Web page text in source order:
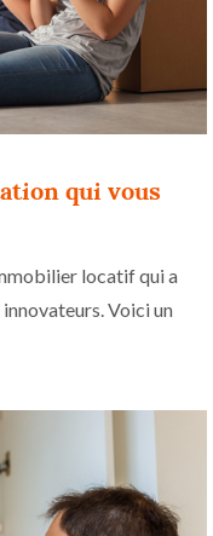
qui vous
locatif qui a
Voici un